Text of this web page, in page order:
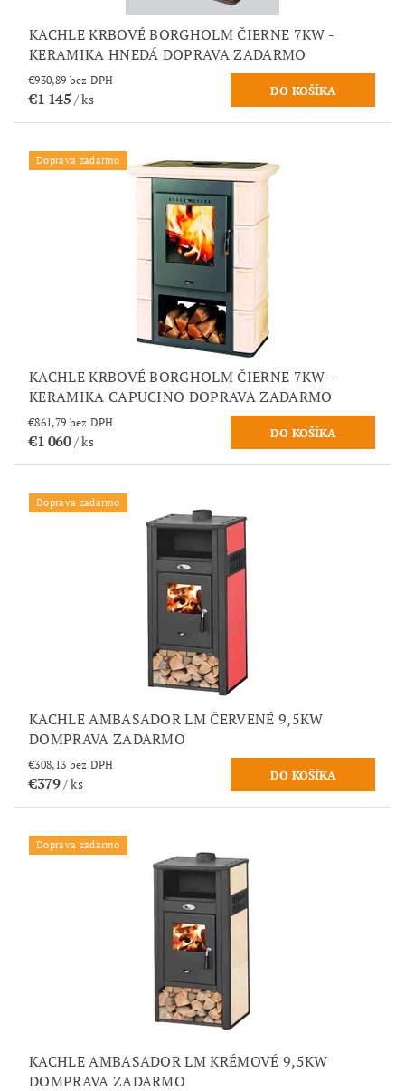
KACHLE KRBOVÉ BORGHOLM ČIERNE 7KW -
KERAMIKA HNEDÁ DOPRAVA ZADARMO
€930,89 bez DPH
€1 145 / ks
Doprava zadarmo
KACHLE KRBOVÉ BORGHOLM ČIERNE 7KW -
KERAMIKA CAPUCINO DOPRAVA ZADARMO
€861,79 bez DPH
€1 060/ ks
Doprava zadarmo
KACHLE AMBASADOR LM ČERVENÉ 9,5KW
DOMPRAVA ZADARMO
€308,13 bez DPH
€379/ ks
Doprava zadarmo
KACHLE AMBASADOR LM KRÉMOVÉ 9,5KW
DOMPRAVA ZADARMO